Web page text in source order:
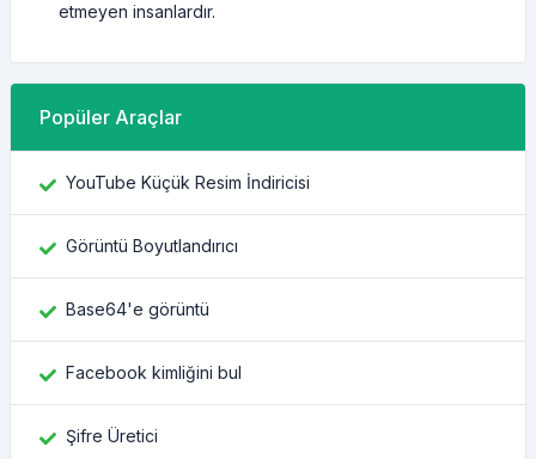
etmeyen insanlardır.
Popüler Araçlar
YouTube Küçük Resim İndiricisi
Görüntü Boyutlandırıcı
Base64'e görüntü
Facebook kimliğini bul
Şifre Üretici